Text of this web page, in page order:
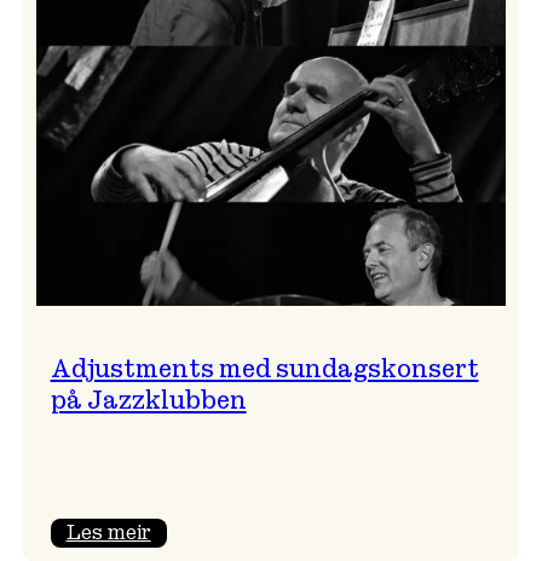
plakat!
Adjustments med sundagskonsert
på Jazzklubben
Les meir: